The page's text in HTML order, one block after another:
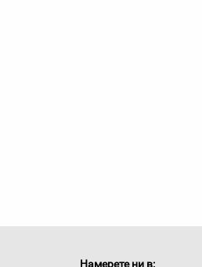
Намерете ни в: